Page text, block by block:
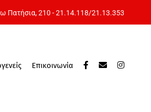
Πατήσια,210 - 21.14.118/21.13.353
Επικοινωνία